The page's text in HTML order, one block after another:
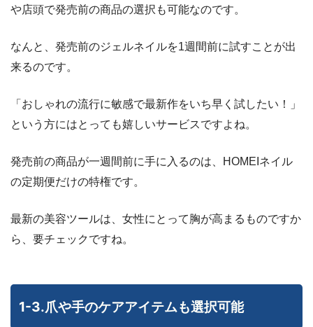
や店頭で発売前の商品の選択も可能なのです。
なんと、発売前のジェルネイルを1週間前に試すことが出
来るのです。
「おしゃれの流行に敏感で最新作をいち早く試したい！」
という方にはとっても嬉しいサービスですよね。
発売前の商品が一週間前に手に入るのは、HOMEIネイル
の定期便だけの特権です。
最新の美容ツールは、女性にとって胸が高まるものですか
ら、要チェックですね。
1-3.爪や手のケアアイテムも選択可能